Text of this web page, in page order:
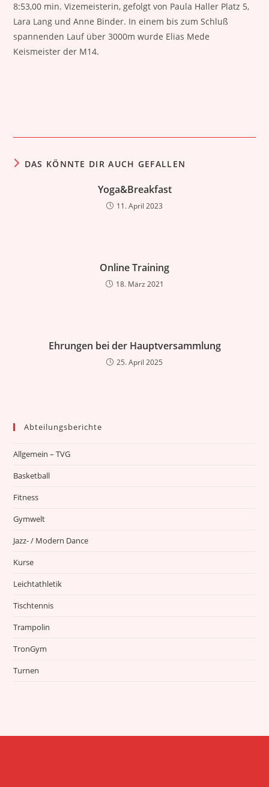
8:53,00 min. Vizemeisterin, gefolgt von Paula Haller Platz 5,
Lara Lang und Anne Binder. In einem bis zum Schluß
spannenden Lauf über 3000m wurde Elias Mede
Keismeister der M14.
DAS KÖNNTE DIR AUCH GEFALLEN
Yoga&Breakfast
11. April 2023
Online Training
18. März 2021
Ehrungen bei der Hauptversammlung
25. April 2025
Abteilungsberichte
Allgemein – TVG
Basketball
Fitness
Gymwelt
Jazz- / Modern Dance
Kurse
Leichtathletik
Tischtennis
Trampolin
TronGym
Turnen